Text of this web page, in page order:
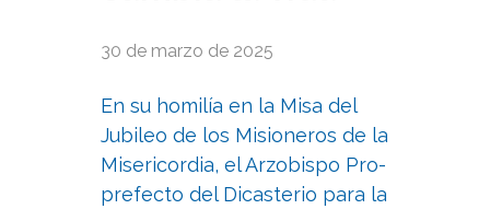
30 de marzo de 2025
En su homilía en la Misa del
Jubileo de los Misioneros de la
Misericordia, el Arzobispo Pro-
prefecto del Dicasterio para la